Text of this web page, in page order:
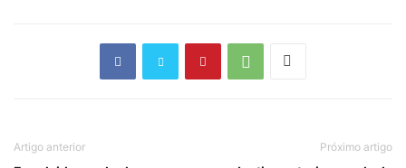
Artigo anterior Próximo artigo